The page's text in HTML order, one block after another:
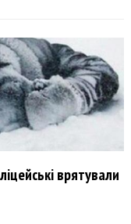
врятували